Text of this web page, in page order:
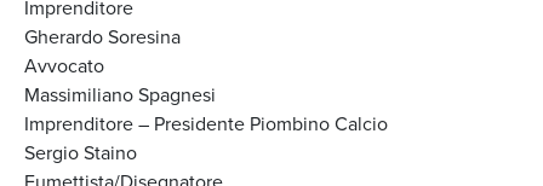
Imprenditore
Gherardo Soresina
Avvocato
Massimiliano Spagnesi
Imprenditore – Presidente Piombino Calcio
Sergio Staino